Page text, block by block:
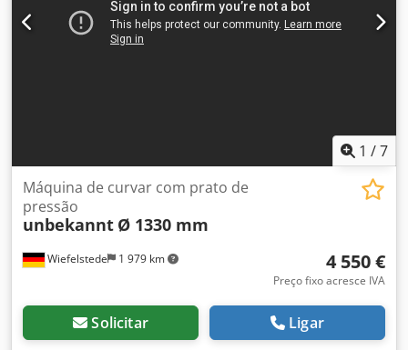
trabalhos de alinhamento leves Dcjdpfsflc R Ujx Amfjk
Dobragem de tubos: 3/8"-1 1/2" Comprimento de medição
do batente: 1000/2000 mm Memória de programas: 200
1 /7
Wiefelstede 1 979 km
Máquina de curvar com prato de
pressão
unbekannt Ø 1330 mm
4 550 €
Preço fixo acresce IVA
Solicitar Ligar